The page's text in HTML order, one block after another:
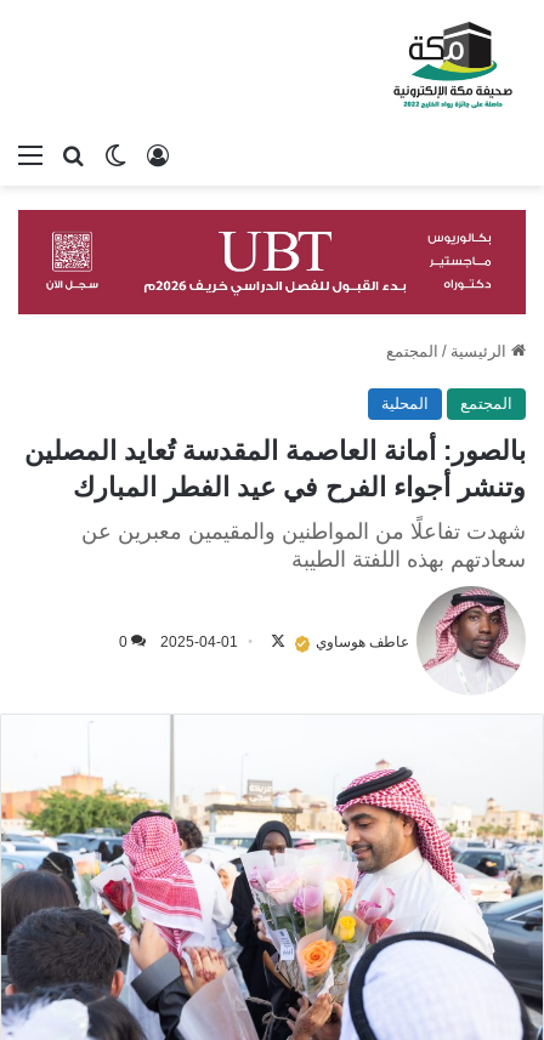
بحثالوضع
تسجيل الدخول
الرئيسية / المجتمع
المجتمع المحلية
بالصور: أمانة العاصمة المقدسة تُعايد المصلين
وتنشر أجواء الفرح في عيد الفطر المبارك
شهدت تفاعلًا من المواطنين والمقيمين معبرين عن
سعادتهم بهذه اللفتة الطيبة
عاطف هوساوي
على
2025-04-01
0